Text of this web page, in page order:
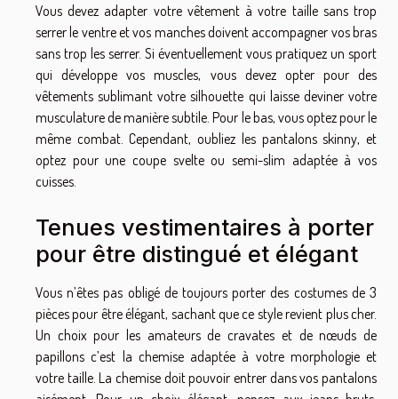
Vous devez adapter votre vêtement à votre taille sans trop
serrer le ventre et vos manches doivent accompagner vos bras
sans trop les serrer. Si éventuellement vous pratiquez un sport
qui développe vos muscles, vous devez opter pour des
vêtements sublimant votre silhouette qui laisse deviner votre
musculature de manière subtile. Pour le bas, vous optez pour le
même combat. Cependant, oubliez les pantalons skinny, et
optez pour une coupe svelte ou semi-slim adaptée à vos
cuisses.
Tenues vestimentaires à porter
pour être distingué et élégant
Vous n’êtes pas obligé de toujours porter des costumes de 3
pièces pour être élégant, sachant que ce style revient plus cher.
Un choix pour les amateurs de cravates et de nœuds de
papillons c’est la chemise adaptée à votre morphologie et
votre taille. La chemise doit pouvoir entrer dans vos pantalons